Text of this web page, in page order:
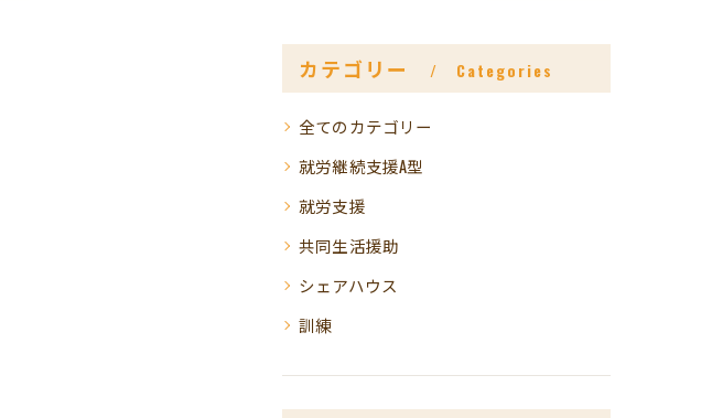
カテゴリー Categories
全てのカテゴリー
就労継続支援A型
就労支援
共同生活援助
シェアハウス
訓練